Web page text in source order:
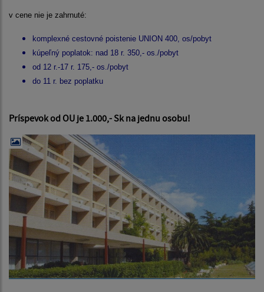
v cene nie je zahrnuté:
komplexné cestovné poistenie UNION 400, os/pobyt
kúpeľný poplatok: nad 18 r. 350,- os./pobyt
od 12 r.-17 r. 175,- os./pobyt
do 11 r. bez poplatku
Príspevok od OU je 1.000,- Sk na jednu osobu!